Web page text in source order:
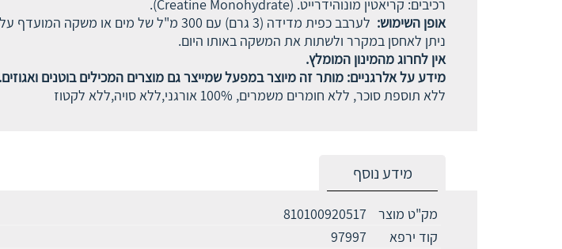
רכיבים: קריאטין מונוהידרייט. (Creatine Monohydrate).
אופן השימוש: לערבב כפית מדידה (3 גרם) עם 300 מ"ל של מים או משקה המועדף עליך.
ניתן לאחסן במקרר ולשתות את המשקה באותו היום.
אין לחרוג מהמינון המומלץ.
מידע על אלרגניים: מותר זה מיוצר במפעל שמייצר גם מוצרים המכילים בוטנים ואגוזים.
ללא תוספת סוכר, ללא חומרים משמרים, 100% אורגני,ללא סויה,ללא לקטוז
מידע נוסף
מק"ט מוצר
810100920517
קוד ירפא
97997